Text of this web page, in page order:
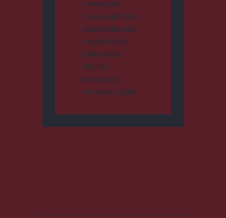
DUMA DUBA
DUMA DUBA 2024
DUMA DUBA 2026
GYERGYÓSZÉK
HÁROMSZÉK
HÍRLISTA
MAROSSZÉK
UDVARHELYSZÉK